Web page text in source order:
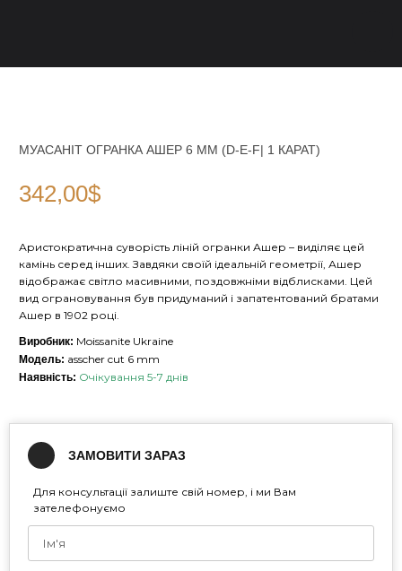
МУАСАНІТ ОГРАНКА АШЕР 6 ММ (D-E-F| 1 КАРАТ)
342,00$
Аристократична суворість ліній огранки Ашер – виділяє цей
камінь серед інших. Завдяки своїй ідеальній геометрії, Ашер
відображає світло масивними, поздовжніми відблисками. Цей
вид ограновування був придуманий і запатентований братами
Ашер в 1902 році.
Виробник: Moissanite Ukraine
Модель: asscher cut 6 mm
Наявність: Очікування 5-7 днів
ЗАМОВИТИ ЗАРАЗ
Для консультації залиште свій номер, і ми Вам
зателефонуємо